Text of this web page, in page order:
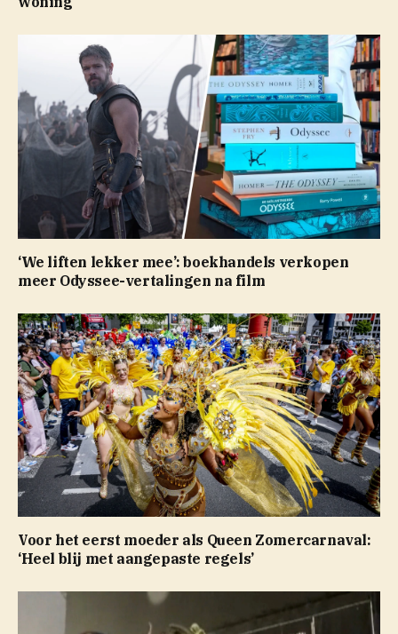
‘We liften lekker mee’: boekhandels verkopen
meer Odyssee-vertalingen na film
Voor het eerst moeder als Queen Zomercarnaval:
‘Heel blij met aangepaste regels’